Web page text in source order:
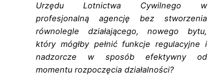
Urzędu Lotnictwa Cywilnego w
profesjonalną agencję bez stworzenia
równolegle działającego, nowego bytu,
który mógłby pełnić funkcje regulacyjne i
nadzorcze w sposób efektywny od
momentu rozpoczęcia działalności?